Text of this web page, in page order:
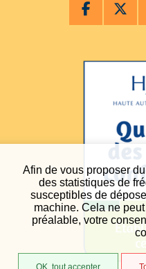
Afin de vous proposer
des statistiques de
susceptibles de
machine. Cela ne
préalable, votre
OK, tout accepter